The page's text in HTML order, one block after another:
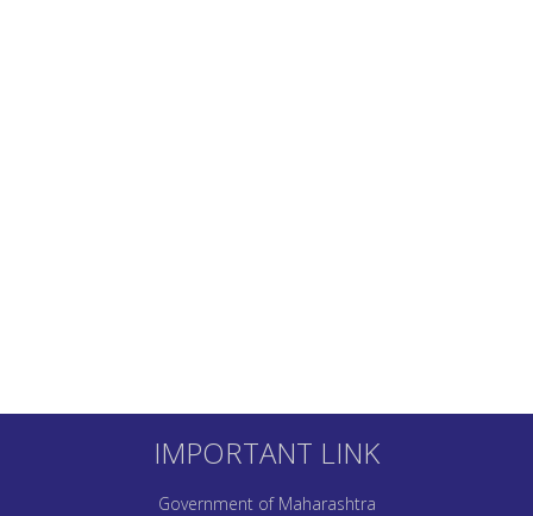
IMPORTANT LINK
Government of Maharashtra